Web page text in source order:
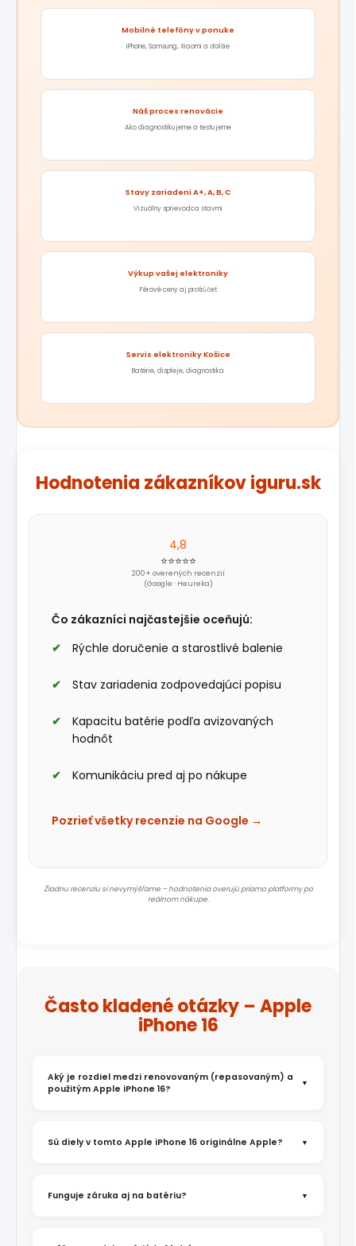
Mobilné telefóny v ponuke
iPhone, Samsung, Xiaomi a ďalšie
Náš proces renovácie
Ako diagnostikujeme a testujeme
Stavy zariadení A+, A, B, C
Vizuálny sprievodca stavmi
Výkup vašej elektroniky
Férové ceny aj protiúčet
Servis elektroniky Košice
Batérie, displeje, diagnostika
Hodnotenia zákazníkov iguru.sk
4,8
⭐⭐⭐⭐⭐
200+ overených recenzií
(Google · Heureka)
Čo zákazníci najčastejšie oceňujú:
Rýchle doručenie a starostlivé balenie
Stav zariadenia zodpovedajúci popisu
Kapacitu batérie podľa avizovaných
hodnôt
Komunikáciu pred aj po nákupe
Pozrieť všetky recenzie na Google →
Žiadnu recenziu si nevymýšľame – hodnotenia overujú priamo platformy po
reálnom nákupe.
Často kladené otázky – Apple
iPhone 16
Aký je rozdiel medzi renovovaným (repasovaným) a
použitým Apple iPhone 16?
Sú diely v tomto Apple iPhone 16 originálne Apple?
Funguje záruka aj na batériu?